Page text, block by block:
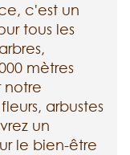
c'est un
tous les
mètres
notre
arbustes
un
le bien-être